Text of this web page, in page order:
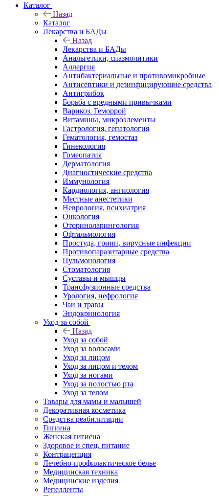
Каталог
Назад
Каталог
Лекарства и БАДы
Назад
Лекарства и БАДы
Анальгетики, спазмолитики
Аллергия
Антибактериальные и противомикробные
Антисептики и дезинфицирующие средства
Антигрибок
Борьба с вредными привычками
Варикоз. Геморрой
Витамины, микроэлементы
Гастрология, гепатология
Гематология, гемостаз
Гинекология
Гомеопатия
Дерматология
Диагностические средства
Иммунология
Кардиология, ангиология
Местные анестетики
Неврология, психиатрия
Онкология
Оториноларингология
Офтальмология
Простуда, грипп, вирусные инфекции
Противопаразитарные средства
Пульмонология
Стоматология
Суставы и мышцы
Трансфузионные средства
Урология, нефрология
Чаи и травы
Эндокринология
Уход за собой
Назад
Уход за собой
Уход за волосами
Уход за лицом
Уход за лицом и телом
Уход за ногами
Уход за полостью рта
Уход за телом
Товары для мамы и малышей
Декоративная косметика
Средства реабилитации
Гигиена
Женская гигиена
Здоровое и спец. питание
Контрацепция
Лечебно-профилактическое белье
Медицинская техника
Медицинские изделия
Репелленты